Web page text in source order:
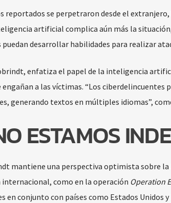
reportados se perpetraron desde el
artificial complica aún más la
desarrollar habilidades para realizar
enfatiza el papel de la inteligencia
a las víctimas. “Los ciberdelincuentes
generando textos en múltiples idiomas”,
ESTAMOS
mantiene una perspectiva optimista sobre
como en la operación Operation
en conjunto con países como Estados Unidos y